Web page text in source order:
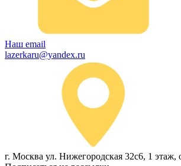
Наш email
lazerkaru@yandex.ru
г. Москва ул. Нижегородская 32с6, 1